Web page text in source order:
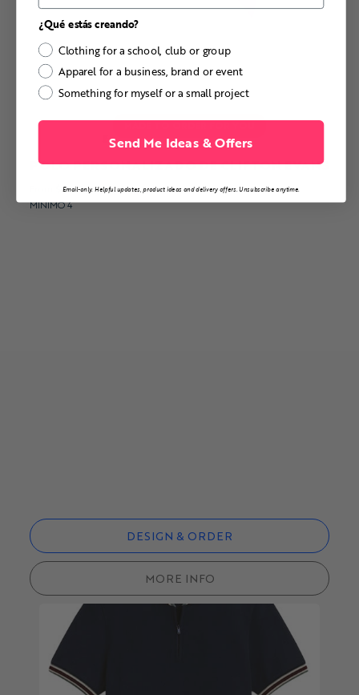
POLO PERSONALIZADO DE CLIFTON EVANS
$39.19each (50+ pcs)
MÍNIMO 4
DESIGN & ORDER
MORE INFO
¿Qué estás creando?
Clothing for a school, club or group
Apparel for a business, brand or event
Something for myself or a small project
Send Me Ideas & Offers
Email-only. Helpful updates, product ideas and delivery offers. Unsubscribe anytime.